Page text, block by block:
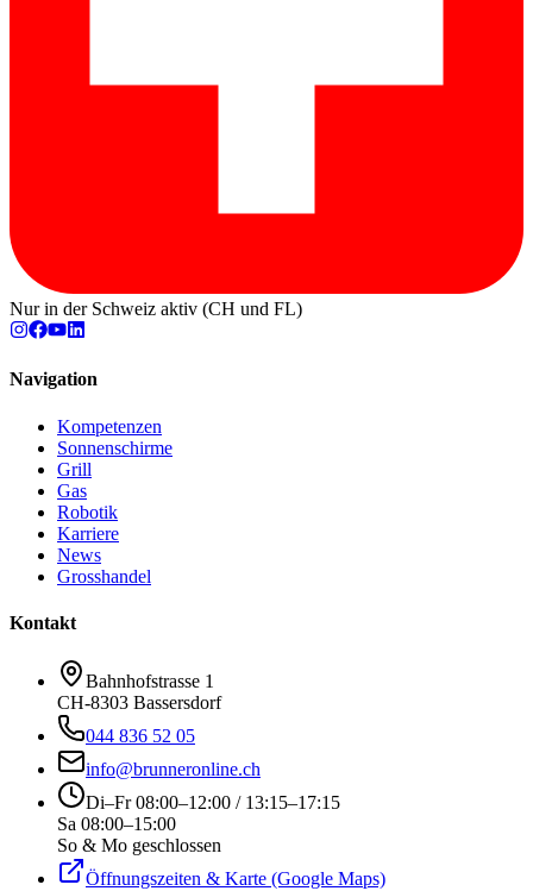
Nur in der Schweiz aktiv (CH und FL)
Navigation
Kompetenzen
Sonnenschirme
Grill
Gas
Robotik
Karriere
News
Grosshandel
Kontakt
Bahnhofstrasse 1
CH-8303 Bassersdorf
044 836 52 05
info@brunneronline.ch
Di–Fr 08:00–12:00 / 13:15–17:15
Sa 08:00–15:00
So & Mo geschlossen
Öffnungszeiten & Karte (Google Maps)